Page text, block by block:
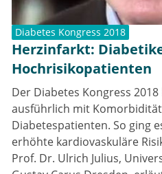
Diabetes Kongress 2018
Herzinfarkt:
Hochrisikopatienten
Der Diabetes Kongress
ausführlich mit
Diabetespatienten. So ging
erhöhte kardiovaskuläre
Prof. Dr. Ulrich Julius,